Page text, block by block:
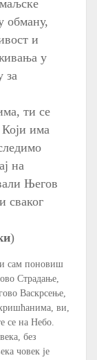
обману,
и
у
за
ти се
има
на
Његов
сваког
)
и сам поновиш
Страдање,
Васкрсење,
ви,
се на Небо.
без
човек је